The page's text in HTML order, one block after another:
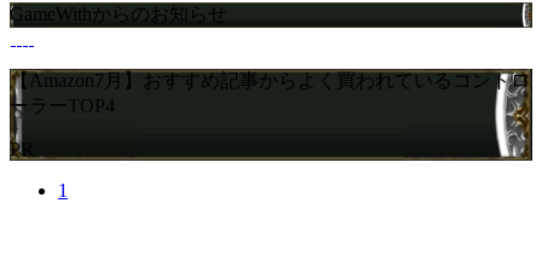
GameWithからのお知らせ
【Amazon7月】おすすめ記事からよく買われているコントロ
ーラーTOP4
PR
1